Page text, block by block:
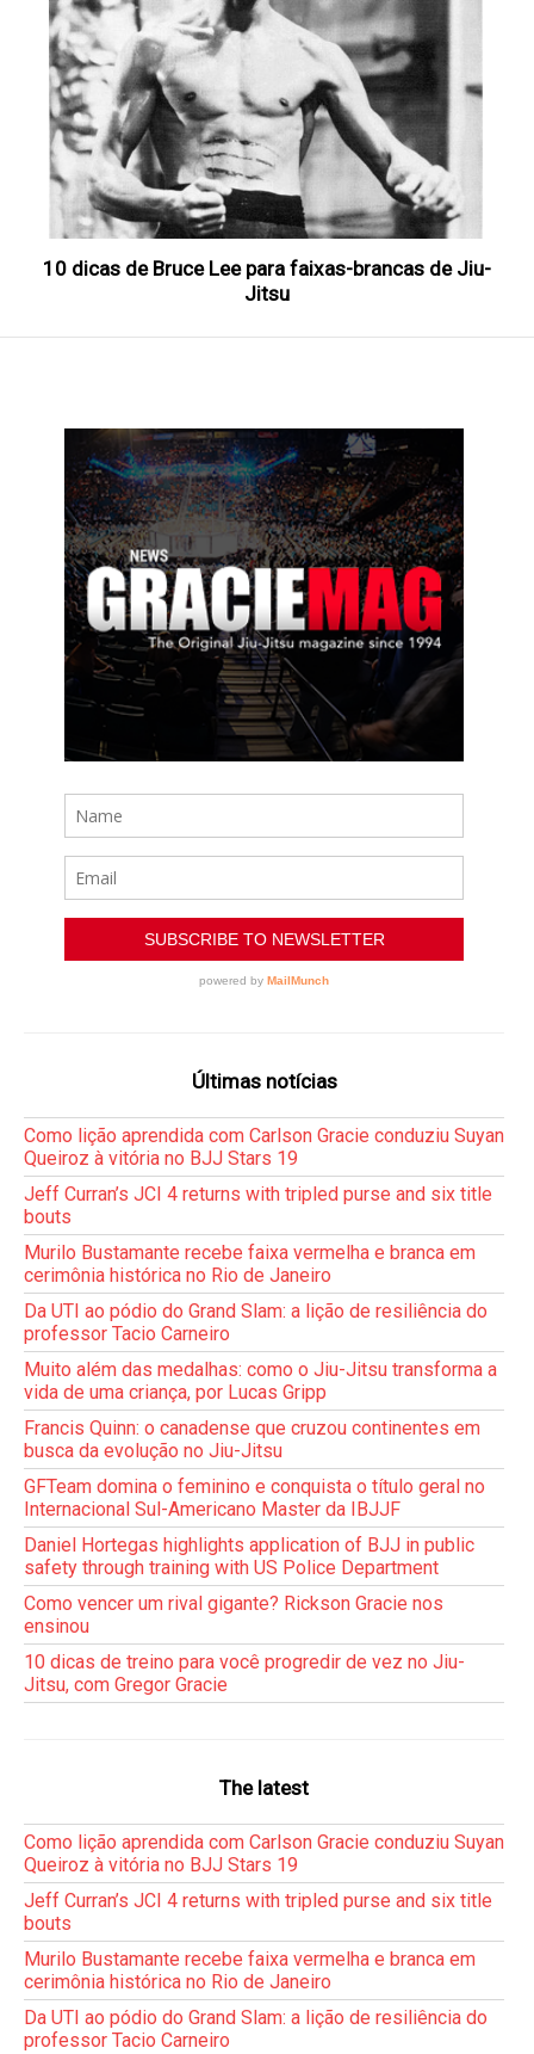
10 dicas de Bruce Lee para faixas-brancas de Jiu-
Jitsu
Últimas notícias
Como lição aprendida com Carlson Gracie conduziu Suyan
Queiroz à vitória no BJJ Stars 19
Jeff Curran’s JCI 4 returns with tripled purse and six title
bouts
Murilo Bustamante recebe faixa vermelha e branca em
cerimônia histórica no Rio de Janeiro
Da UTI ao pódio do Grand Slam: a lição de resiliência do
professor Tacio Carneiro
Muito além das medalhas: como o Jiu-Jitsu transforma a
vida de uma criança, por Lucas Gripp
Francis Quinn: o canadense que cruzou continentes em
busca da evolução no Jiu-Jitsu
GFTeam domina o feminino e conquista o título geral no
Internacional Sul-Americano Master da IBJJF
Daniel Hortegas highlights application of BJJ in public
safety through training with US Police Department
Como vencer um rival gigante? Rickson Gracie nos
ensinou
10 dicas de treino para você progredir de vez no Jiu-
Jitsu, com Gregor Gracie
The latest
Como lição aprendida com Carlson Gracie conduziu Suyan
Queiroz à vitória no BJJ Stars 19
Jeff Curran’s JCI 4 returns with tripled purse and six title
bouts
Murilo Bustamante recebe faixa vermelha e branca em
cerimônia histórica no Rio de Janeiro
Da UTI ao pódio do Grand Slam: a lição de resiliência do
professor Tacio Carneiro